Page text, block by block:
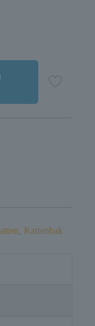
, Kattenbak